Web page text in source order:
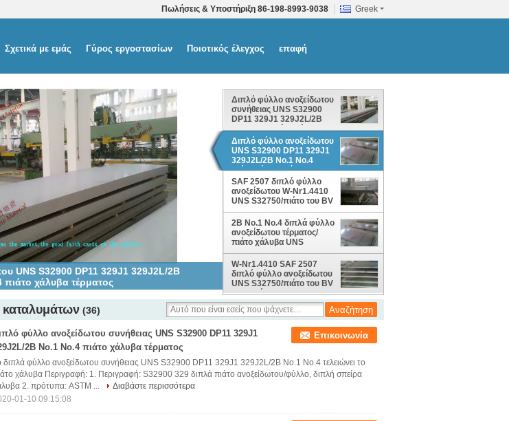
Greek
Πωλήσεις & Υποστήριξη 86-198-8993-9038
Σχετικά με εμάς Γύρος εργοστασίων Ποιοτικός έλεγχος
επαφή
UNS S32900 DP11 329J1 329J2L/2B
πιάτο χάλυβα τέρματος
Διπλό φύλλο ανοξείδωτου
συνήθειας UNS S32900
DP11 329J1 329J2L/2B
No.1 No.4 πιάτο χάλυβα
τέρματος
Διπλό φύλλο ανοξείδωτου
UNS S32900 DP11 329J1
329J2L/2B No.1 No.4
πιάτο χάλυβα τέρματος
SAF 2507 διπλό φύλλο
ανοξείδωτου W-Nr1.4410
UNS S32750/πιάτο του BV
με 0.3mm - 3mm
2B No.1 No.4 διπλά φύλλο
ανοξείδωτου τέρματος/
πιάτο χάλυβα UNS
S32900 DP11 329J1
329J2L
W-Nr1.4410 SAF 2507
διπλό φύλλο ανοξείδωτου
UNS S32750/πιάτο του BV
με το πάχος 0.3mm - 3mm
(36)
φύλλο ανοξείδωτου συνήθειας UNS S32900 DP11 329J1
2B No.1 No.4 πιάτο χάλυβα τέρματος
Επικοινωνία
διπλά φύλλο ανοξείδωτου συνήθειας UNS S32900 DP11 329J1 329J2L/2B No.1 No.4 τελειώνει το
χάλυβα Περιγραφή: 1. Περιγραφή: S32900 329 διπλά πιάτο ανοξείδωτου/φύλλο, διπλή σπείρα
2. πρότυπα: ASTM ...
Διαβάστε περισσότερα
01-10 09:15:08